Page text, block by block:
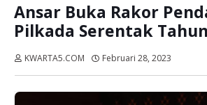
Ansar Buka Rakor
Pilkada Serentak
KWARTA5.COM Februari 28, 2023